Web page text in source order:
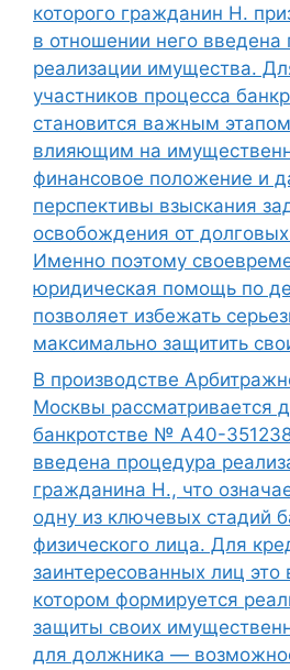
которого гражданин Н.
в отношении него введена
реализации имущества.
участников процесса
становится важным
влияющим на
финансовое положение и
перспективы взыскания
освобождения от долговых
Именно поэтому
юридическая помощь по
позволяет избежать
максимально защитить
В производстве
Москвы рассматривается
банкротстве № А40-
введена процедура
гражданина Н., что
одну из ключевых стадий
физического лица. Для
заинтересованных лиц
котором формируется
защиты своих
для должника —